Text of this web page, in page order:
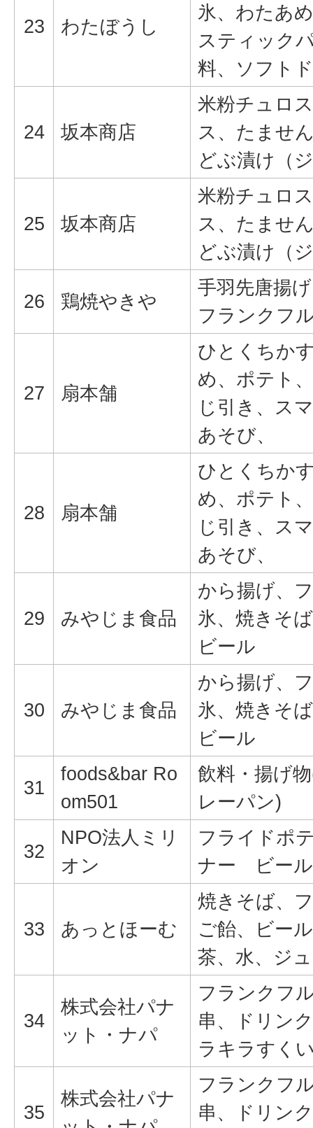
23 わたぼうし
氷、わたあ
スティック
料、ソフト
24 坂本商店
米粉チュロ
ス、たませ
どぶ漬け（
25 坂本商店
米粉チュロ
ス、たませ
どぶ漬け（
26 鶏焼やきや
手羽先唐揚
フランクフ
27 扇本舗
ひとくちか
め、ポテト
じ引き、ス
あそび、
28 扇本舗
ひとくちか
め、ポテト
じ引き、ス
あそび、
29 みやじま食品
から揚げ、
氷、焼きそ
ビール
30 みやじま食品
から揚げ、
氷、焼きそ
ビール
31
foods&bar Ro
om501
飲料・揚げ
レーパン)
32
NPO法人ミリ
オン
フライドポ
ナー ビール
33 あっとほーむ
焼きそば、
ご飴、ビー
茶、水、ジ
34
株式会社パナ
ット・ナパ
フランクフ
串、ドリン
ラキラすく
35
株式会社パナ
フランクフ
串、ドリン